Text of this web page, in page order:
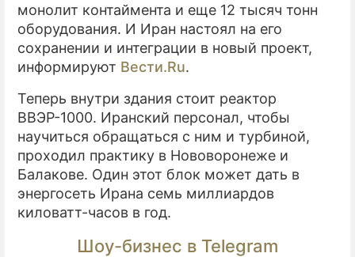
монолит контаймента и еще 12 тысяч тонн
оборудования. И Иран настоял на его
сохранении и интеграции в новый проект,
информируют Вeсти.Ru.
Теперь внутри здания стоит реактор
ВВЭР-1000. Иранский персонал, чтобы
научиться обращаться с ним и турбиной,
проходил практику в Нововоронеже и
Балакове. Один этот блок может дать в
энергосеть Ирана семь миллиардов
киловатт-часов в год.
Шоу-бизнес в Telegram